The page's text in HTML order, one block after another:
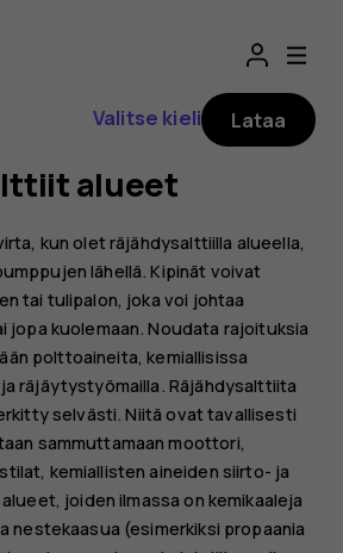
Valitse kieli Lataa
alueet
kun olet räjähdysalttiilla alueella,
lähellä. Kipinät voivat
tai tulipalon, joka voi johtaa
jopa kuolemaan. Noudata rajoituksia
polttoaineita, kemiallisissa
räjäytystyömailla. Räjähdysalttiita
selvästi. Niitä ovat tavallisesti
sammuttamaan moottori,
kemiallisten aineiden siirto- ja
joiden ilmassa on kemikaaleja
nestekaasua (esimerkiksi propaania